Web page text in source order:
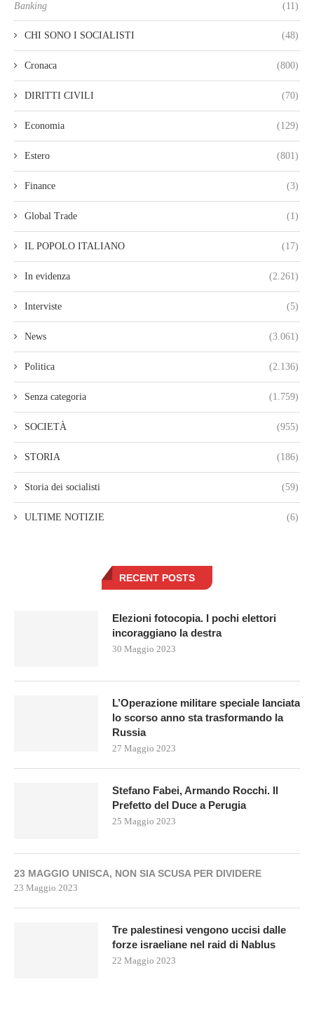
Banking (11)
CHI SONO I SOCIALISTI (48)
Cronaca (800)
DIRITTI CIVILI (70)
Economia (129)
Estero (801)
Finance (3)
Global Trade (1)
IL POPOLO ITALIANO (17)
In evidenza (2.261)
Interviste (5)
News (3.061)
Politica (2.136)
Senza categoria (1.759)
SOCIETÀ (955)
STORIA (186)
Storia dei socialisti (59)
ULTIME NOTIZIE (6)
RECENT POSTS
Elezioni fotocopia. I pochi elettori
incoraggiano la destra
30 Maggio 2023
L’Operazione militare speciale lanciata
lo scorso anno sta trasformando la
Russia
27 Maggio 2023
Stefano Fabei, Armando Rocchi. Il
Prefetto del Duce a Perugia
25 Maggio 2023
23 MAGGIO UNISCA, NON SIA SCUSA PER DIVIDERE
23 Maggio 2023
Tre palestinesi vengono uccisi dalle
forze israeliane nel raid di Nablus
22 Maggio 2023